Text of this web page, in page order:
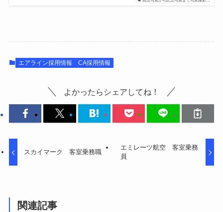
エアライン採用情報 CA採用情報
よかったらシェアしてね！
スカイマーク 客室乗務職
エミレーツ航空 客室乗務
員
関連記事